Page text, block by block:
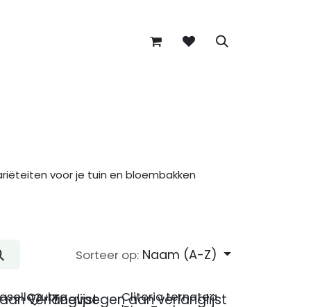
voor je tuin en bloembakken
Sorteer op: Naam (A-Z)
rubra
verlanglijst
Clitoria ternatea
Toevoegen aan verlanglijst